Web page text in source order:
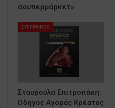
σουπερμάρκετ»
ΣΥΓΓΡΑΦΕΙΣ
Σταυρούλα Επιτροπάκη:
Οδηγός Αγοράς Κρέατος